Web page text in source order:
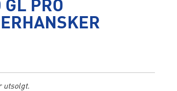
GL PRO
utsolgt.